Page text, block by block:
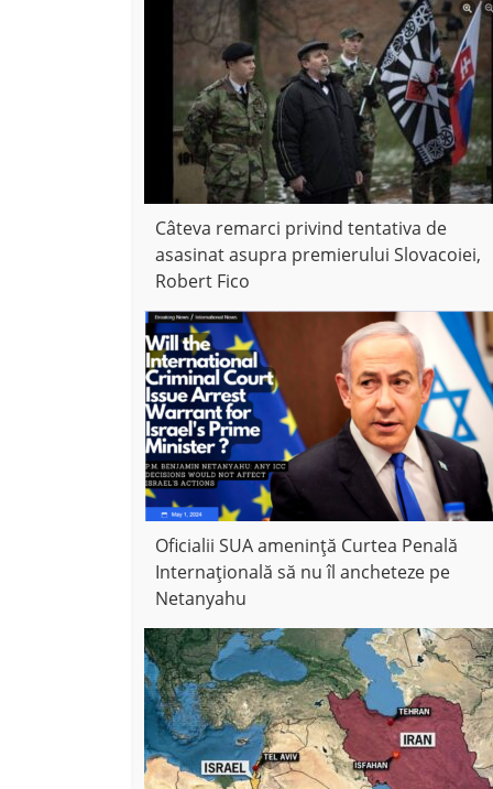
Câteva remarci privind tentativa de
asasinat asupra premierului Slovacoiei,
Robert Fico
Oficialii SUA amenință Curtea Penală
Internațională să nu îl ancheteze pe
Netanyahu